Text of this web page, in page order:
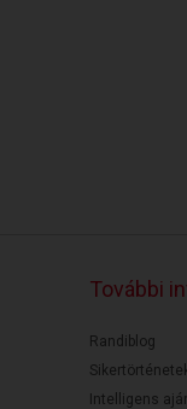
További
Randiblog
Intelligens